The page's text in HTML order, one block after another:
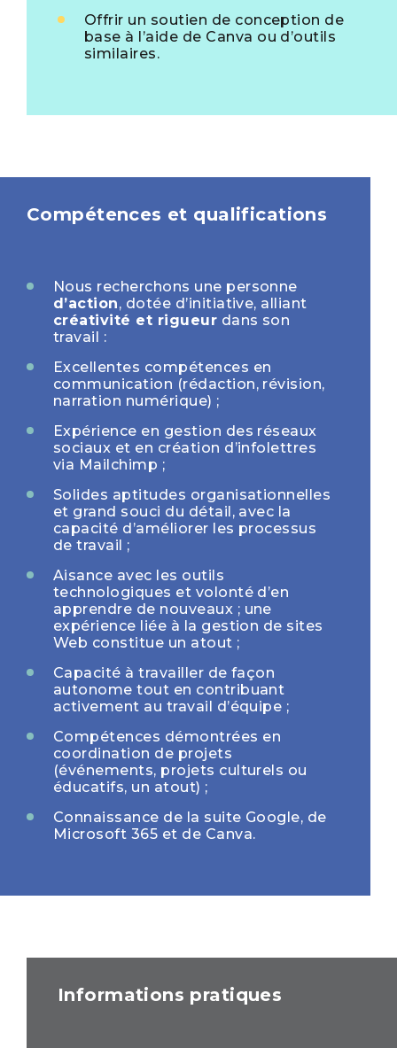
Offrir un soutien de conception de
base à l’aide de Canva ou d’outils
similaires.
Compétences et qualifications
Nous recherchons une personne
d’action, dotée d’initiative, alliant
créativité et rigueur dans son
travail :
Excellentes compétences en
communication (rédaction, révision,
narration numérique) ;
Expérience en gestion des réseaux
sociaux et en création d’infolettres
via Mailchimp ;
Solides aptitudes organisationnelles
et grand souci du détail, avec la
capacité d’améliorer les processus
de travail ;
Aisance avec les outils
technologiques et volonté d’en
apprendre de nouveaux ; une
expérience liée à la gestion de sites
Web constitue un atout ;
Capacité à travailler de façon
autonome tout en contribuant
activement au travail d’équipe ;
Compétences démontrées en
coordination de projets
(événements, projets culturels ou
éducatifs, un atout) ;
Connaissance de la suite Google, de
Microsoft 365 et de Canva.
Informations pratiques